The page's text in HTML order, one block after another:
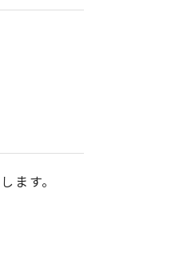
します。